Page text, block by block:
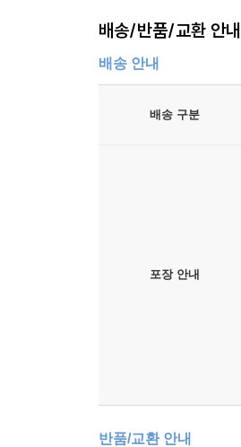
배송/반품/교환 안내
배송 안내
배송 구분
포장 안내
반품/교환 안내